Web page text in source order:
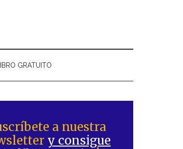
LIBRO GRATUITO
a nuestra
y consigue